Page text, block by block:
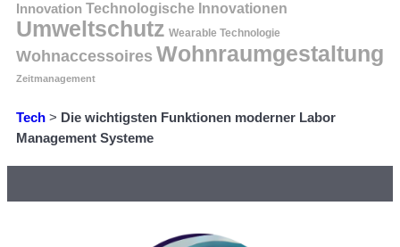
Innovation Technologische Innovationen
Umweltschutz Wearable Technologie
Wohnaccessoires Wohnraumgestaltung
Zeitmanagement
Tech > Die wichtigsten Funktionen moderner Labor
Management Systeme